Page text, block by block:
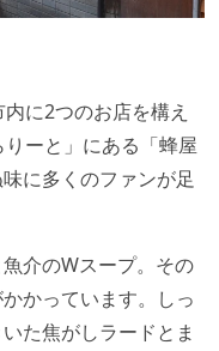
に2つのお店を構え
ーと」にある「蜂屋
に多くのファンが足
介のWスープ。その
かっています。しっ
た焦がしラードとま